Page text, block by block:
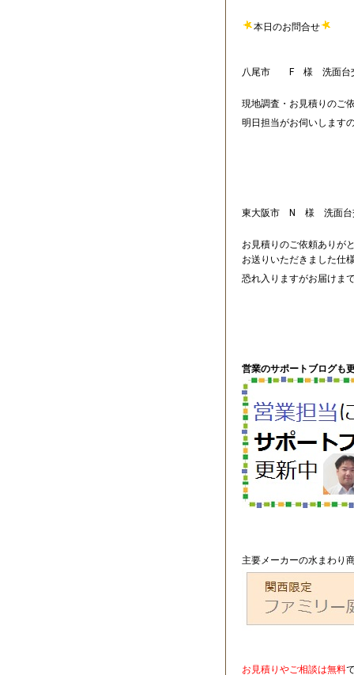
本日のお問合せ
八尾市 F 様 洗面台
現地調査・お見積りのご
明日担当がお伺いします
東大阪市 N 様 洗面台
お見積りのご依頼ありが
お送りいただきました仕
恐れ入りますがお届けま
営業のサポートブログも
主要メーカーの水まわり
お見積りやご相談は無料